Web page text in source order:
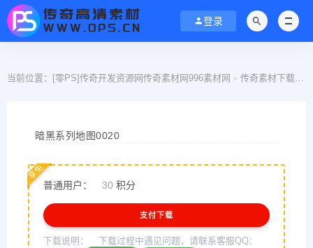
登录
当前位置： [零PS]传奇开发资源网传奇素材网996素材网 > 传奇素材下载
暗黑系列地图0020
普通用户： 30 积分
享免
支付下载
下载说明：
下载过程中遇见问题，请联系客服QQ：